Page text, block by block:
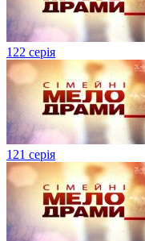
122 серія
121 серія